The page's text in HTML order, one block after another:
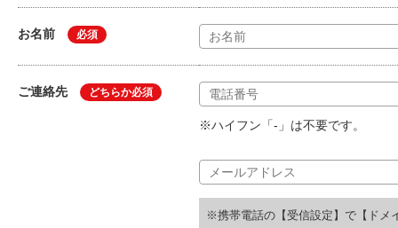
お名前 必須
ご連絡先 どちらか必須
※ハイフン「-」は不要です。
※携帯電話の【受信設定】で【ドメ